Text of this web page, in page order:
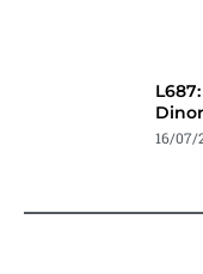
16/07/